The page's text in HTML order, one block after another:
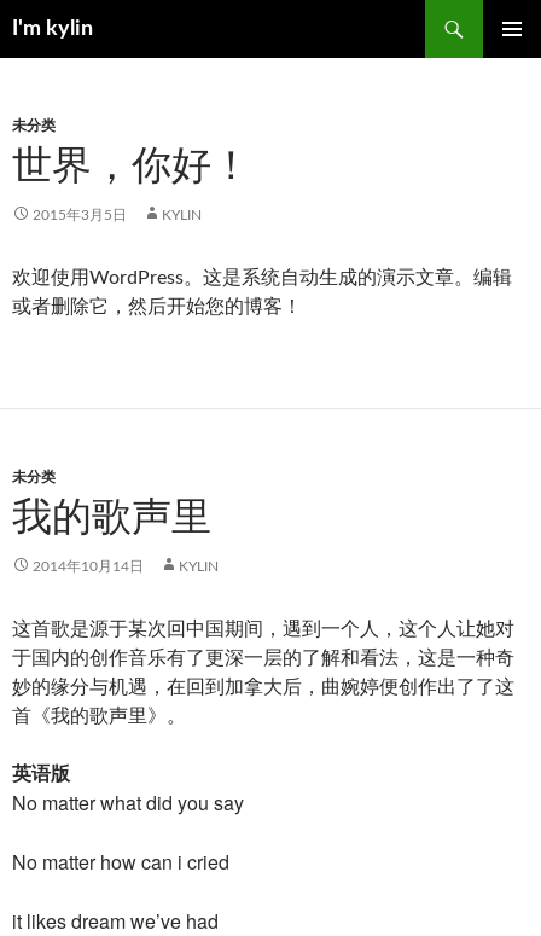
I'm kylin
未分类
世界，你好！
2015年3月5日 KYLIN
欢迎使用WordPress。这是系统自动生成的演示文章。编辑
或者删除它，然后开始您的博客！
未分类
我的歌声里
2014年10月14日 KYLIN
这首歌是源于某次回中国期间，遇到一个人，这个人让她对
于国内的创作音乐有了更深一层的了解和看法，这是一种奇
妙的缘分与机遇，在回到加拿大后，曲婉婷便创作出了了这
首《我的歌声里》。
英语版
No matter what did you say
No matter how can i cried
it likes dream we’ve had